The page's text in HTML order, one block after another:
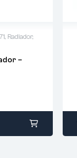
, Radiador,
–